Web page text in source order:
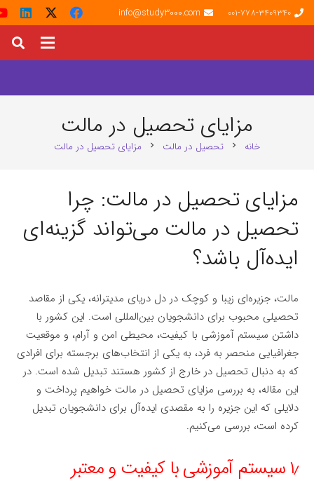
001-778-3409340
info@study3000.com
مزایای تحصیل در مالت
خانه chevron_right تحصیل در مالت chevron_right مزایای تحصیل در مالت
مزایای تحصیل در مالت: چرا
تحصیل در مالت می‌تواند گزینه‌ای
ایده‌آل باشد؟
مالت، جزیره‌ای زیبا و کوچک در دل دریای مدیترانه، یکی از مقاصد
تحصیلی محبوب برای دانشجویان بین‌المللی است. این کشور با
داشتن سیستم آموزشی با کیفیت، محیطی امن و آرام، و موقعیت
جغرافیایی منحصر به فرد، به یکی از انتخاب‌های برجسته برای افرادی
که به دنبال تحصیل در خارج از کشور هستند تبدیل شده است. در
این مقاله، به بررسی مزایای تحصیل در مالت خواهیم پرداخت و
دلایلی که این جزیره را به مقصدی ایده‌آل برای دانشجویان تبدیل
کرده است، بررسی می‌کنیم.
۱٫ سیستم آموزشی با کیفیت و معتبر